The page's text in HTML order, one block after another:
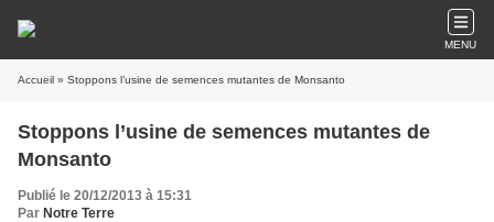
MENU
Accueil » Stoppons l’usine de semences mutantes de Monsanto
Stoppons l’usine de semences mutantes de
Monsanto
Publié le 20/12/2013 à 15:31
Par Notre Terre